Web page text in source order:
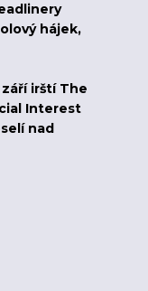
hájek,
irští The
Interest
nad